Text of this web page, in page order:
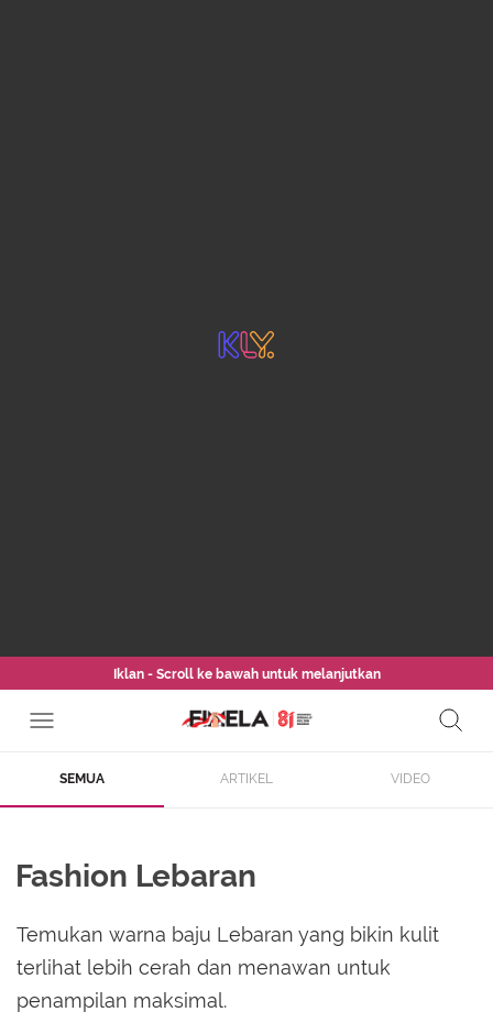
Iklan - Scroll ke bawah untuk melanjutkan
SEMUA ARTIKEL VIDEO
Fashion Lebaran
Temukan warna baju Lebaran yang bikin kulit
terlihat lebih cerah dan menawan untuk
penampilan maksimal.